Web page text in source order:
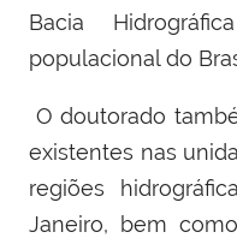
Bacia
populacional do
O doutorado
existentes nas
regiões
Janeiro, bem